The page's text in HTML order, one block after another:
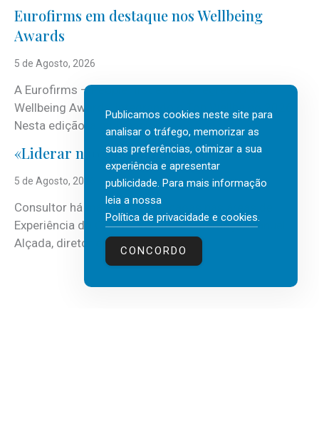
Eurofirms em destaque nos Wellbeing
Awards
5 de Agosto, 2026
A Eurofirms – People first está de regresso aos
Wellbeing Awards, integrando o Top Wellbeing 2026.
Nesta edição, a multinacional...
«Liderar não é um talento místico.»
5 de Agosto, 2026
Consultor há mais de três décadas nas áreas de
Experiência do Cliente, Vendas e Liderança, Manuel
Alçada, diretor executivo da...
Publicamos cookies neste site para
analisar o tráfego, memorizar as
suas preferências, otimizar a sua
experiência e apresentar
publicidade. Para mais informação
leia a nossa
Política de privacidade e cookies.
CONCORDO